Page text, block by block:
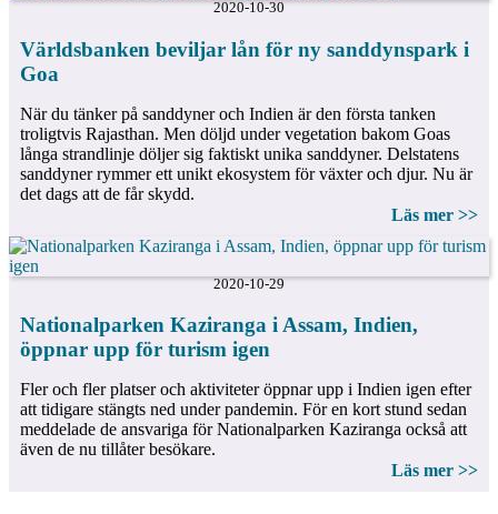
2020-10-30
Världsbanken beviljar lån för ny sanddynspark i
Goa
När du tänker på sanddyner och Indien är den första tanken
troligtvis Rajasthan. Men döljd under vegetation bakom Goas
långa strandlinje döljer sig faktiskt unika sanddyner. Delstatens
sanddyner rymmer ett unikt ekosystem för växter och djur. Nu är
det dags att de får skydd.
Läs mer >>
2020-10-29
Nationalparken Kaziranga i Assam, Indien,
öppnar upp för turism igen
Fler och fler platser och aktiviteter öppnar upp i Indien igen efter
att tidigare stängts ned under pandemin. För en kort stund sedan
meddelade de ansvariga för Nationalparken Kaziranga också att
även de nu tillåter besökare.
Läs mer >>